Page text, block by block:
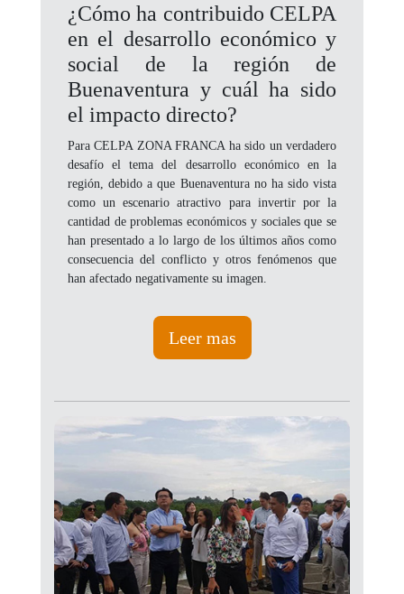
¿Cómo ha contribuido CELPA
en el desarrollo económico y
social de la región de
Buenaventura y cuál ha sido
el impacto directo?
Para CELPA ZONA FRANCA ha sido un verdadero
desafío el tema del desarrollo económico en la
región, debido a que Buenaventura no ha sido vista
como un escenario atractivo para invertir por la
cantidad de problemas económicos y sociales que se
han presentado a lo largo de los últimos años como
consecuencia del conflicto y otros fenómenos que
han afectado negativamente su imagen.
Leer mas